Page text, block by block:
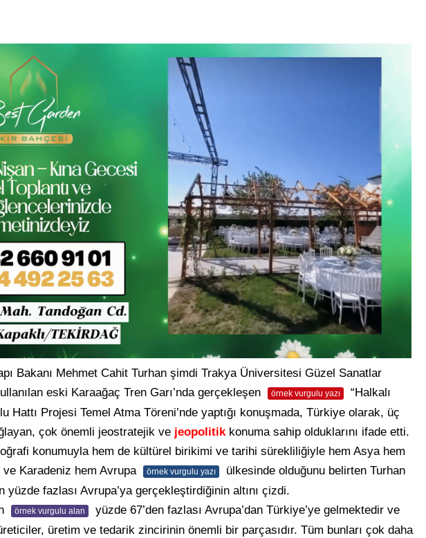
Bakanı Mehmet Cahit Turhan şimdi Trakya Üniversitesi Güzel Sanatlar
eski Karaağaç Tren Garı’nda gerçekleşen
örnek vurgulu yazı
“Halkalı
Hattı Projesi Temel Atma Töreni’nde yaptığı konuşmada, Türkiye olarak, üç
çok önemli jeostratejik ve jeopolitikkonuma sahip olduklarını ifade etti.
konumuyla hem de kültürel birikimi ve tarihi sürekliliğiyle hem Asya hem
Karadeniz hem Avrupa
örnek vurgulu yazı
ülkesinde olduğunu belirten Turhan
yüzde fazlası Avrupa’ya gerçekleştirdiğinin altını çizdi.
örnek vurgulu alan
yüzde 67’den fazlası Avrupa’dan Türkiye’ye gelmektedir ve
üretim ve tedarik zincirinin önemli bir parçasıdır. Tüm bunları çok daha